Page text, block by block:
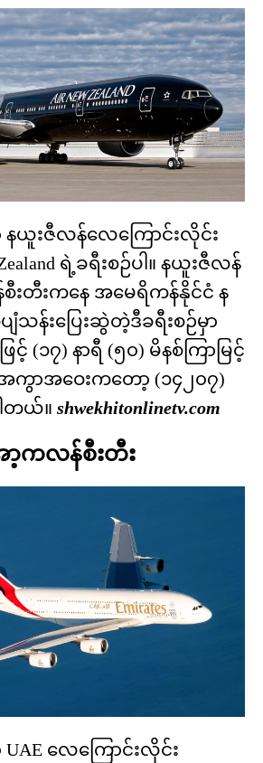
နယူးဇီလန်လေကြောင်းလိုင်း
ရဲ့ခရီးစဉ်ပါ။ နယူးဇီလန်
းတီးကနေ အမေရိကန်နိုင်ငံ န
သန်းပြေးဆွဲတဲ့ဒီခရီးစဉ်မှာ
င့် (၁၇) နာရီ (၅၀) မိနစ်ကြာမြင့်
အကွာအဝေးကတော့ (၁၄၂၀၇)
တယ်။ shwekhitonlinetv.com
ာ့ကလန်စီးတီး
လေကြောင်းလိုင်း